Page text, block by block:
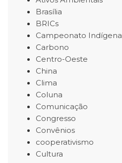
Brasília
BRICs
Campeonato Indígena
Carbono
Centro-Oeste
China
Clima
Coluna
Comunicação
Congresso
Convênios
cooperativismo
Cultura